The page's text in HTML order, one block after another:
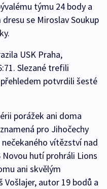
týmu 24 body a
se Miroslav Soukup
USK Praha,
Slezané trefili
potvrdili šesté
porážek ani doma
pro Jihočechy
vítězství nad
Novou hutí prohráli Lions
ani skvělým
autor 19 bodů a